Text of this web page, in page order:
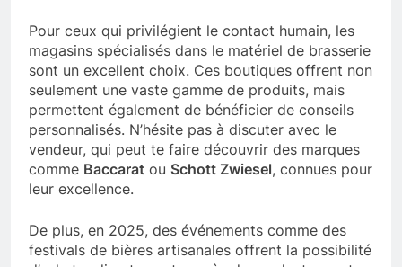
Pour ceux qui privilégient le contact humain, les
magasins spécialisés dans le matériel de brasserie
sont un excellent choix. Ces boutiques offrent non
seulement une vaste gamme de produits, mais
permettent également de bénéficier de conseils
personnalisés. N’hésite pas à discuter avec le
vendeur, qui peut te faire découvrir des marques
comme Baccarat ou Schott Zwiesel, connues pour
leur excellence.
De plus, en 2025, des événements comme des
festivals de bières artisanales offrent la possibilité